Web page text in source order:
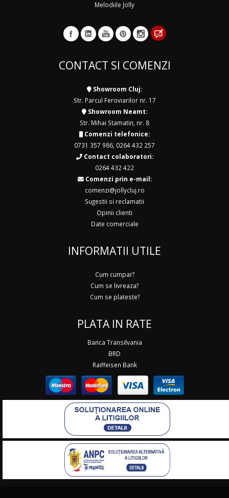
Melodiile Jolly
CONTACT SI COMENZI
Showroom Cluj:
Str. Parcul Feroviarilor nr. 17
Showroom Neamt:
Str. Mihai Stamatin, nr. 8
Comenzi telefonice:
0731 357 986 0264 432 257
Contact colaboratori:
0264 432 422
Comenzi prin e-mail:
comenzi@jollycluj.ro
Sugestii si reclamatii
Opinii clienti
Date comerciale
INFORMATII UTILE
Cum cumpar?
Cum se livreaza?
Cum se plateste?
PLATA IN RATE
Banca Transilvania
BRD
Raiffeisen Bank